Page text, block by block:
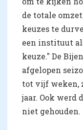
de totale
keuzes te
een instituut
keuze." De
afgelopen
tot vijf weken,
jaar. Ook werd
niet gehouden.